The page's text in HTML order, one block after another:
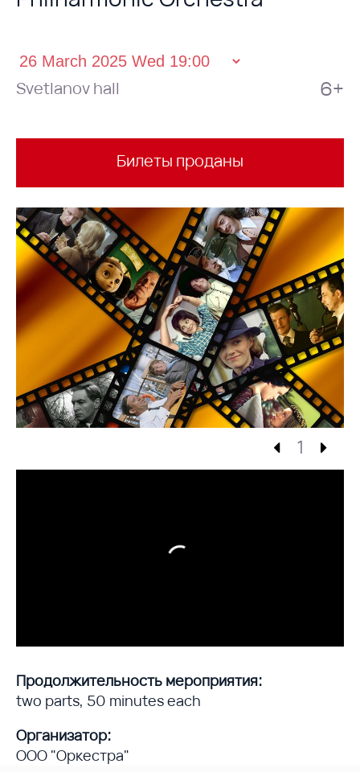
Svetlanov hall 6+
Билеты проданы
1
Продолжительность мероприятия:
two parts, 50 minutes each
Организатор:
ООО "Оркестра"